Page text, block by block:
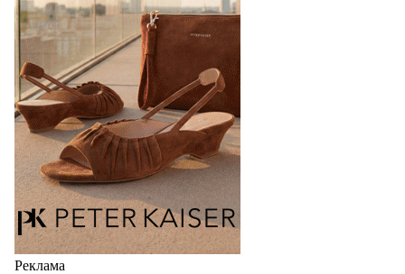
соответствует сегодняшнему тренду на
сникерины (гибридный вариант балеток и
кроссовок обтекаемой формы и с тонкой подошвой).
Но в модели Miu Miu Bubble присутствует еще и…
05.08.2026 4100
Реклама